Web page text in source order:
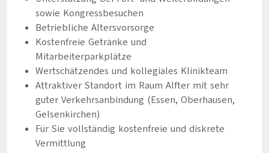
sowie Kongressbesuchen
Betriebliche Altersvorsorge
Kostenfreie Getränke und
Mitarbeiterparkplätze
Wertschätzendes und kollegiales Klinikteam
Attraktiver Standort im Raum Alfter mit sehr
guter Verkehrsanbindung (Essen, Oberhausen,
Gelsenkirchen)
Für Sie vollständig kostenfreie und diskrete
Vermittlung